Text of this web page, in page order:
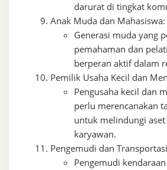
darurat di tingkat
Anak Muda dan Mahasiswa:
Generasi muda yang
pemahaman dan
berperan aktif dalam
Pemilik Usaha Kecil dan
Pengusaha kecil dan
perlu merencanakan
untuk melindungi
karyawan.
Pengemudi dan
Pengemudi